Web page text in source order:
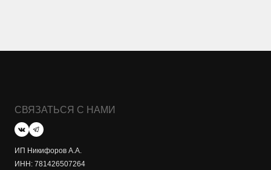
СВЯЗАТЬСЯ С НАМИ
ИП Никифоров А.А.
ИНН: 781426507264